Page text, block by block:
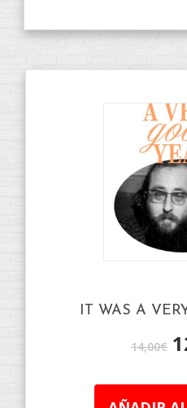
IT WAS A
14,00€